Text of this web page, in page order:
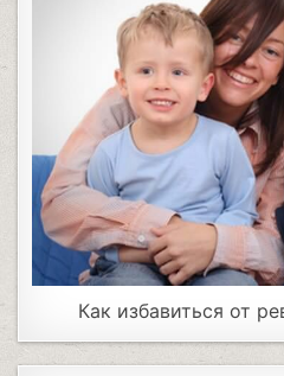
Как избавиться от